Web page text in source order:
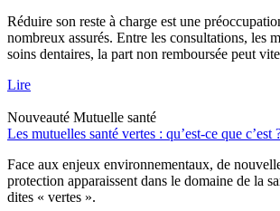
Réduire son reste à charge est une
nombreux assurés. Entre les consultations, les
soins dentaires, la part non remboursée peut
Lire
Nouveauté Mutuelle santé
Les mutuelles santé vertes : qu’est-ce que c’est
Face aux enjeux environnementaux, de
protection apparaissent dans le domaine de la
dites « vertes ».